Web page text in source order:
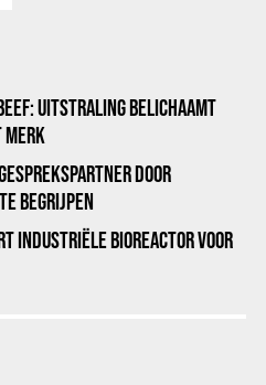
UITSTRALING BELICHAAMT
MERK
DOOR
BEGRIJPEN
INDUSTRIËLE BIOREACTOR VOOR